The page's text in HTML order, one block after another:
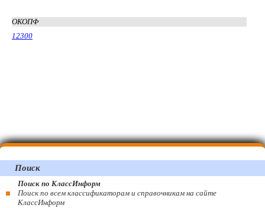
ОКОПФ
12300
Поиск
Поиск по КлассИнформ
Поиск по всем классификаторам и справочникам на сайте
КлассИнформ